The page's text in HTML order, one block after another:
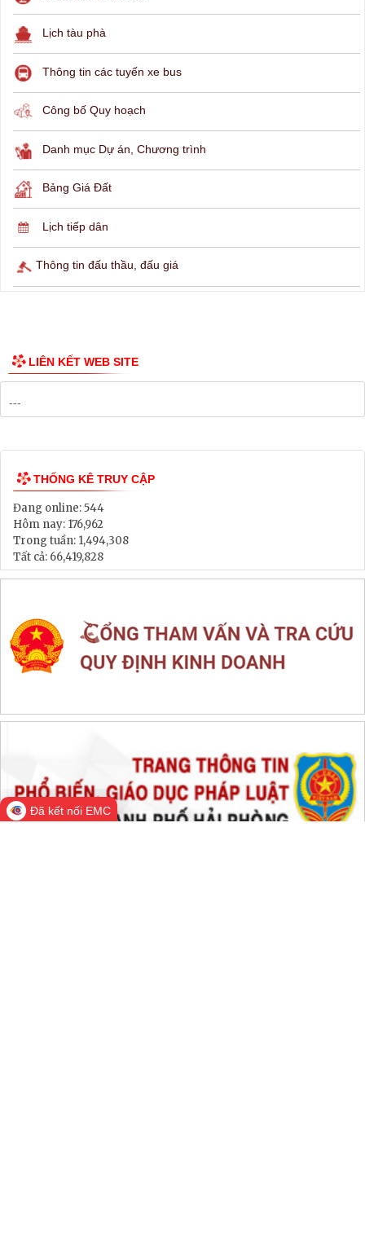
Lịch tàu phà
Thông tin các tuyến xe bus
Công bố Quy hoạch
Danh mục Dự án, Chương trình
Bảng Giá Đất
Lịch tiếp dân
Thông tin đấu thầu, đấu giá
LIÊN KẾT WEB SITE
THỐNG KÊ TRUY CẬP
Đang online:544
Hôm nay: 176,962
Trong tuần: 1,494,308
Tất cả: 66,419,828
Đã kết nối EMC